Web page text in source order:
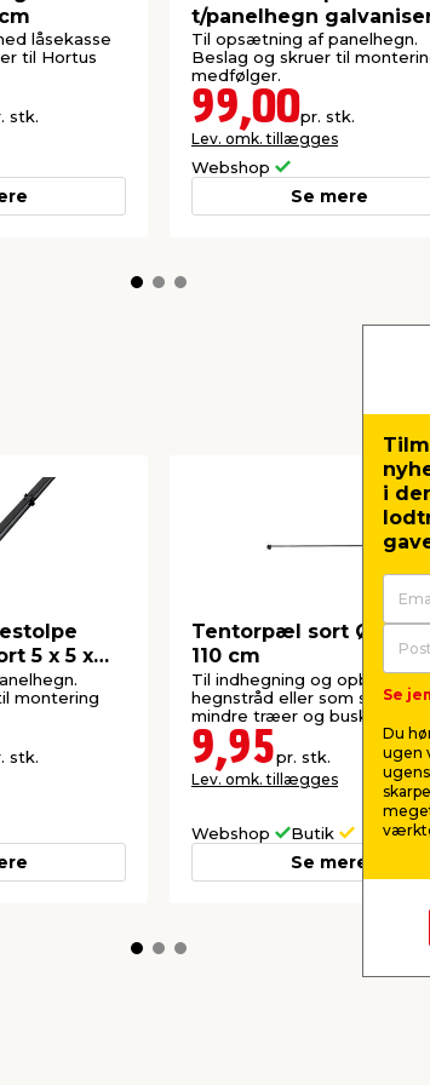
låsekasse
til Hortus
stk.
t/panelhegn
4 x 4 x 150 cm
Til opsætning af panelhegn.
Beslag og skruer til
medfølger.
99,00pr. stk.
Lev. omk. tillægges
Webshop
Se mere
5 x 5 x
montering
stk.
Tentorpæl sort Ø8
110 cm
Til indhegning og opbinding,
hegnstråd eller som støtte til
mindre træer og buske.
9,95pr. stk.
Lev. omk. tillægges
Webshop Butik
Se mere
i
Se
Du
ugen